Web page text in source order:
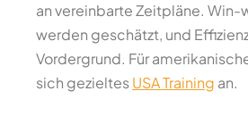
an vereinbarte Zeitpläne. Win-
werden geschätzt, und
Vordergrund. Für
sich gezieltesUSA Training an.